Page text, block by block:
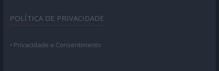
POLÍTICA DE PRIVACIDADE
• Privacidade e Consentimento